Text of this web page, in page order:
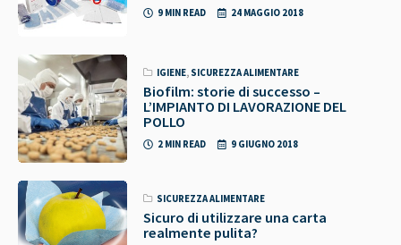
9 MIN READ 24 MAGGIO 2018
IGIENE, SICUREZZA ALIMENTARE
Biofilm: storie di successo –
L’IMPIANTO DI LAVORAZIONE DEL
POLLO
2 MIN READ 9 GIUGNO 2018
SICUREZZA ALIMENTARE
Sicuro di utilizzare una carta
realmente pulita?